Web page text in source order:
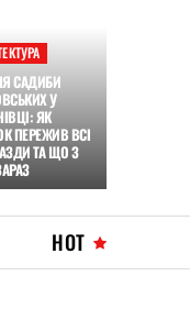
САДИБИ
У
ЯК
ПЕРЕЖИВ ВСІ
ТА ЩО З
HOT